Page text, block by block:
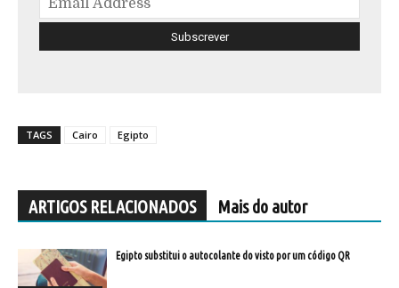
TAGS Cairo Egipto
ARTIGOS RELACIONADOS Mais do autor
Egipto substitui o autocolante do visto por um código QR